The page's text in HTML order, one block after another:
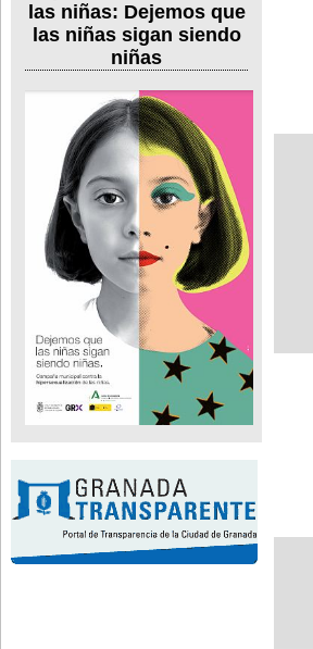
las niñas: Dejemos que
las niñas sigan siendo
niñas